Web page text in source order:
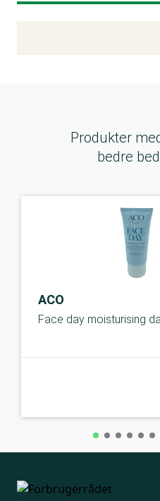
Produkter
bedre
ACO
Face day moisturising